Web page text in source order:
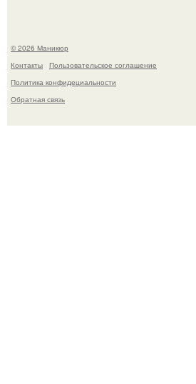
© 2026 Маникюр
Контакты
Пользовательское соглашение
Политика конфидециальности
Обратная связь